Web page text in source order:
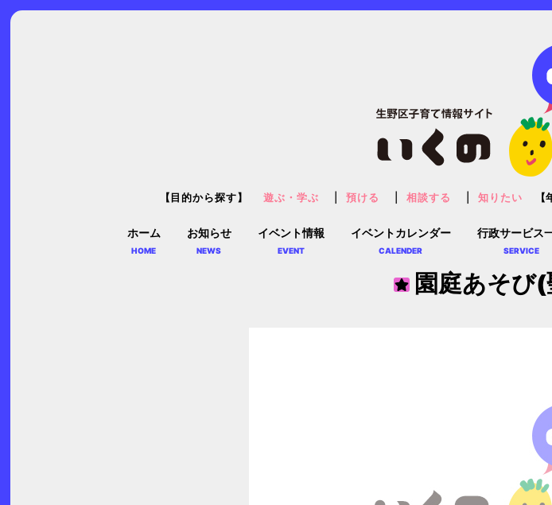
ホーム
HOME
お知らせ
NEWS
イベント情報
EVENT
イベントカレンダー
CALENDER
行政サービス
SERVICE
【目的から探す】 遊ぶ・学ぶ 預ける 相談する 知りたい
園庭あそび(